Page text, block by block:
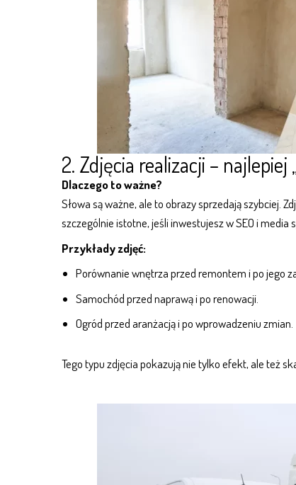
2. Zdjęcia realizacji – najlepiej
Dlaczego to ważne?
Słowa są ważne, ale to obrazy sprzedają szybciej.
szczególnie istotne, jeśli inwestujesz wSEO i media
Przykłady zdjęć:
Porównanie wnętrza przed remontem i po jego
Samochód przed naprawą i po renowacji.
Ogród przed aranżacją i po wprowadzeniu zmian.
Tego typu zdjęcia pokazują nie tylko efekt, ale też